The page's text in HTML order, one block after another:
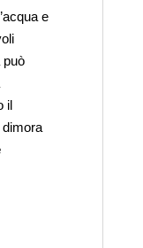
e
può
il
dimora